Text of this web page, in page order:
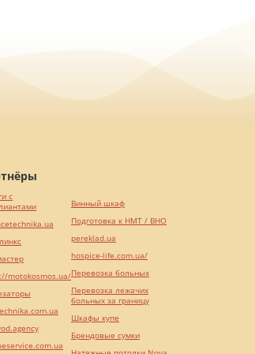
с
motokosmos.ua/
Винный шкаф
Подготовка к НМТ / ВНО
pereklad.ua
hospice-life.com.ua/
Перевозка больных
Перевозка лежачих
больных за границу
Шкафы купе
Брендовые сумки